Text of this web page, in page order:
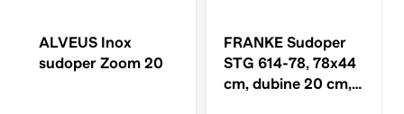
ALVEUS Inox
sudoper Zoom 20
FRANKE Sudoper
STG 614-78, 78x44
cm, dubine 20 cm,